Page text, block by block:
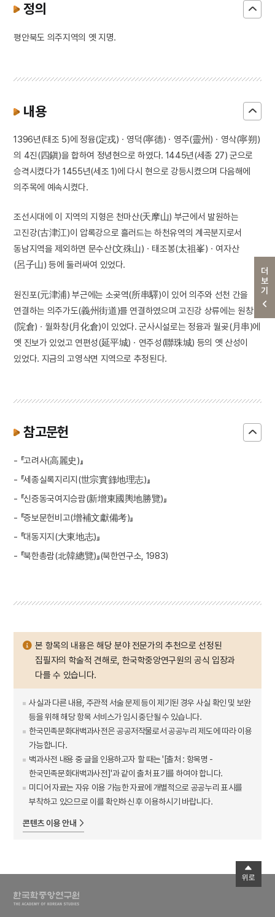
더보기
정의
평안북도 의주지역의 옛 지명.
내용
1396년(태조 5)에 정융(定戎)ㆍ영덕(寧德)ㆍ영주(靈州)ㆍ영삭(寧朔)
의 4진(四鎭)을 합하여 정녕현으로 하였다. 1445년(세종 27) 군으로
승격시켰다가 1455년(세조 1)에 다시 현으로 강등시켰으며 다음해에
의주목에 예속시켰다.
조선시대에 이 지역의 지형은 천마산(天摩山) 부근에서 발원하는
고진강(古津江)이 압록강으로 흘러드는 하천유역의 계곡분지로서
동남지역을 제외하면 문수산(文殊山)ㆍ태조봉(太祖峯)ㆍ여자산
(呂子山) 등에 둘러싸여 있었다.
원진포(元津浦) 부근에는 소곶역(所串驛)이 있어 의주와 선천 간을
연결하는 의주가도(義州街道)를 연결하였으며 고진강 상류에는 원창
(院倉)ㆍ월화창(月化倉)이 있었다. 군사시설로는 정융과 월곶(月串)에
옛 진보가 있었고 연편성(延平城)ㆍ연주성(聯珠城) 등의 옛 산성이
있었다. 지금의 고영삭면 지역으로 추정된다.
참고문헌
- 『고려사(高麗史)』
- 『세종실록지리지(世宗實錄地理志)』
- 『신증동국여지승람(新增東國輿地勝覽)』
- 『증보문헌비고(增補文獻備考)』
- 『대동지지(大東地志)』
- 『북한총람(北韓總覽)』(북한연구소, 1983)
본 항목의 내용은 해당 분야 전문가의 추천으로 선정된
집필자의 학술적 견해로, 한국학중앙연구원의 공식 입장과
다를 수 있습니다.
사실과 다른 내용, 주관적 서술 문제 등이 제기된 경우 사실 확인 및 보완
등을 위해 해당 항목 서비스가 임시 중단될 수 있습니다.
한국민족문화대백과사전은 공공저작물로서 공공누리 제도에 따라 이용
가능합니다.
백과사전 내용 중 글을 인용하고자 할 때는 '[출처 : 항목명 -
한국민족문화대백과사전]'과 같이 출처 표기를 하여야 합니다.
미디어 자료는 자유 이용 가능한 자료에 개별적으로 공공누리 표시를
부착하고 있으므로 이를 확인하신 후 이용하시기 바랍니다.
콘텐츠 이용 안내
위로